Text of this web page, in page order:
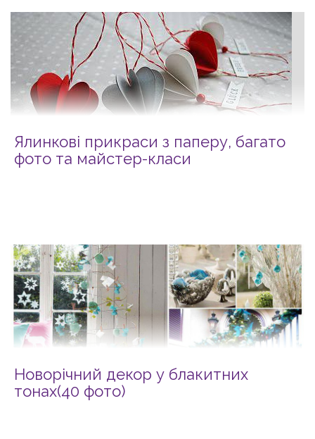
Ялинкові прикраси з паперу, багато
фото та майстер-класи
Новорічний декор у блакитних
тонах(40 фото)